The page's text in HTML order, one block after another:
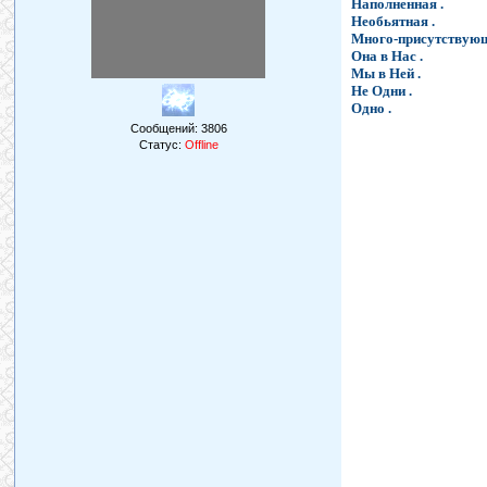
Сообщений: 3806
Статус: Offline
Наполненная .
Необьятная .
Много-
Она в Нас .
Мы в Ней .
Не Одни .
Одно .